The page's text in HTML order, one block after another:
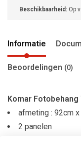
Beschikbaarheid: Op
Informatie
Beoordelingen (0)
Komar
afmeting : 92cm
2 panelen